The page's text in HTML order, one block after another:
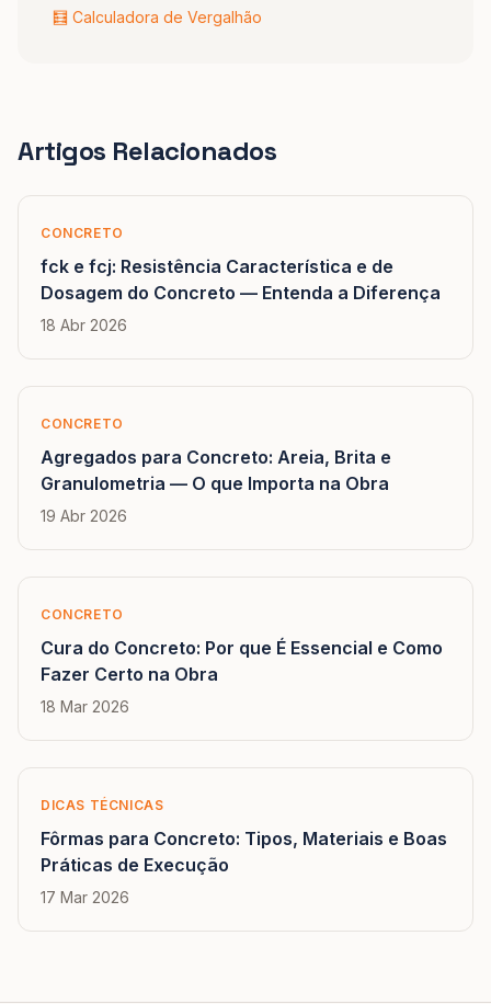
🧮 Calculadora de Vergalhão
Artigos Relacionados
CONCRETO
fck e fcj: Resistência Característica e de
Dosagem do Concreto — Entenda a Diferença
18 Abr 2026
CONCRETO
Agregados para Concreto: Areia, Brita e
Granulometria — O que Importa na Obra
19 Abr 2026
CONCRETO
Cura do Concreto: Por que É Essencial e Como
Fazer Certo na Obra
18 Mar 2026
DICAS TÉCNICAS
Fôrmas para Concreto: Tipos, Materiais e Boas
Práticas de Execução
17 Mar 2026